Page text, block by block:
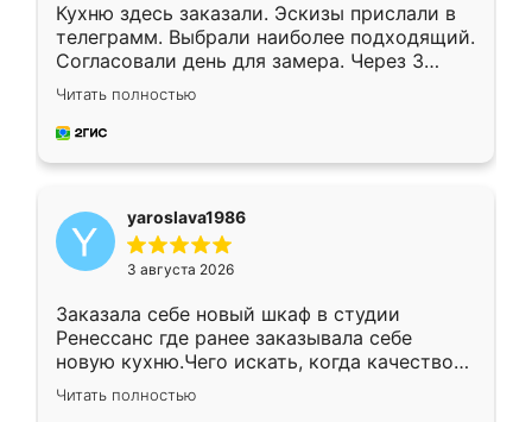
Кухню здесь заказали. Эскизы прислали в
телеграмм. Выбрали наиболее подходящий.
Согласовали день для замера. Через 3
недели кухня была уже готова. Остались
довольны работой. Спасибо Ренессанс
мебель за качественную работу!
Читать полностью
yaroslava1986
3 августа 2026
Заказала себе новый шкаф в студии
Ренессанс где ранее заказывала себе
новую кухню.Чего искать, когда качеством
вполне довольна. Служит кухня уже почти
два года, нареканий нет.
Читать полностью